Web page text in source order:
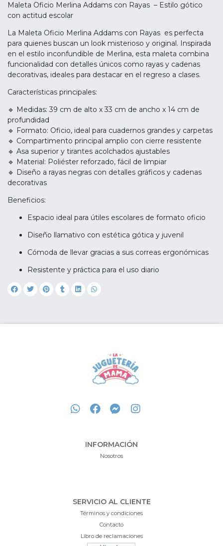
Maleta Oficio Merlina Addams con Rayas – Estilo gótico
con actitud escolar
La Maleta Oficio Merlina Addams con Rayas es perfecta
para quienes buscan un look misterioso y original. Inspirada
en el estilo inconfundible de Merlina, esta maleta combina
funcionalidad con detalles únicos como rayas y cadenas
decorativas, ideales para destacar en el regreso a clases.
Características principales:
🔹 Medidas: 39 cm de alto x 33 cm de ancho x 14 cm de
profundidad
🔹 Formato: Oficio, ideal para cuadernos grandes y carpetas
🔹 Compartimento principal amplio con cierre resistente
🔹 Asa superior y tirantes acolchados ajustables
🔹 Material: Poliéster reforzado, fácil de limpiar
🔹 Diseño a rayas negras con detalles gráficos y cadenas
decorativas
Beneficios:
Espacio ideal para útiles escolares de formato oficio
Diseño llamativo con estética gótica y juvenil
Cómoda de llevar gracias a sus correas ergonómicas
Resistente y práctica para el uso diario
INFORMACIÓN
Nosotros
SERVICIO AL CLIENTE
Términos y condiciones
Contacto
Libro de reclamaciones